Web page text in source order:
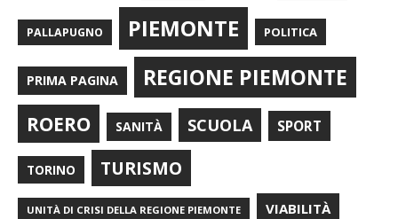
PALLAPUGNO PIEMONTE POLITICA
PRIMA PAGINA REGIONE PIEMONTE
ROERO SANITÀ SCUOLA SPORT
TORINO TURISMO
UNITÀ DI CRISI DELLA REGIONE PIEMONTE VIABILITÀ